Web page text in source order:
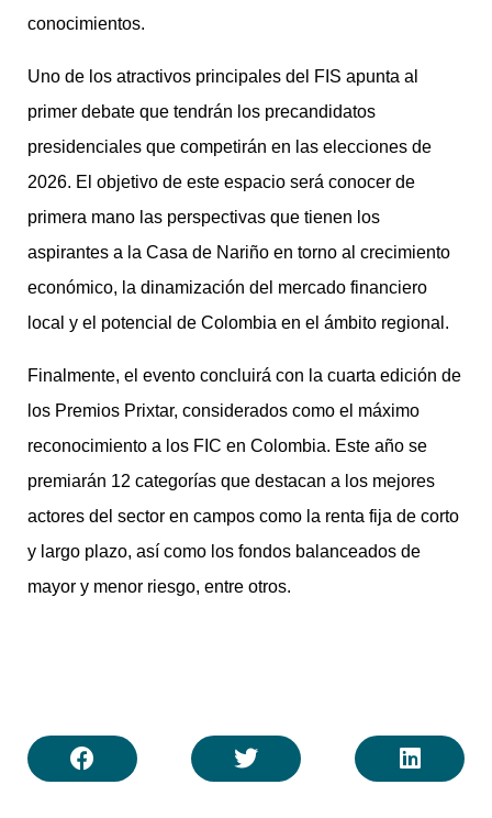
conocimientos.
Uno de los atractivos principales del FIS apunta al
primer debate que tendrán los precandidatos
presidenciales que competirán en las elecciones de
2026. El objetivo de este espacio será conocer de
primera mano las perspectivas que tienen los
aspirantes a la Casa de Nariño en torno al crecimiento
económico, la dinamización del mercado financiero
local y el potencial de Colombia en el ámbito regional.
Finalmente, el evento concluirá con la cuarta edición de
los Premios Prixtar, considerados como el máximo
reconocimiento a los FIC en Colombia. Este año se
premiarán 12 categorías que destacan a los mejores
actores del sector en campos como la renta fija de corto
y largo plazo, así como los fondos balanceados de
mayor y menor riesgo, entre otros.